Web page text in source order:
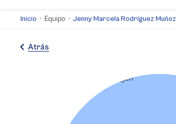
Inicio Equipo Jenny Marcela Rodríguez Muñoz
Atrás